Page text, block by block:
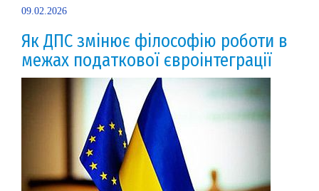
09.02.2026
Як ДПС змінює філософію роботи в
межах податкової євроінтеграції